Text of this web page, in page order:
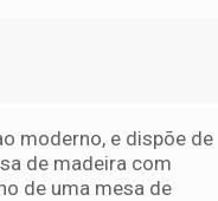
moderno, e dispõe de
de madeira com
de uma mesa de